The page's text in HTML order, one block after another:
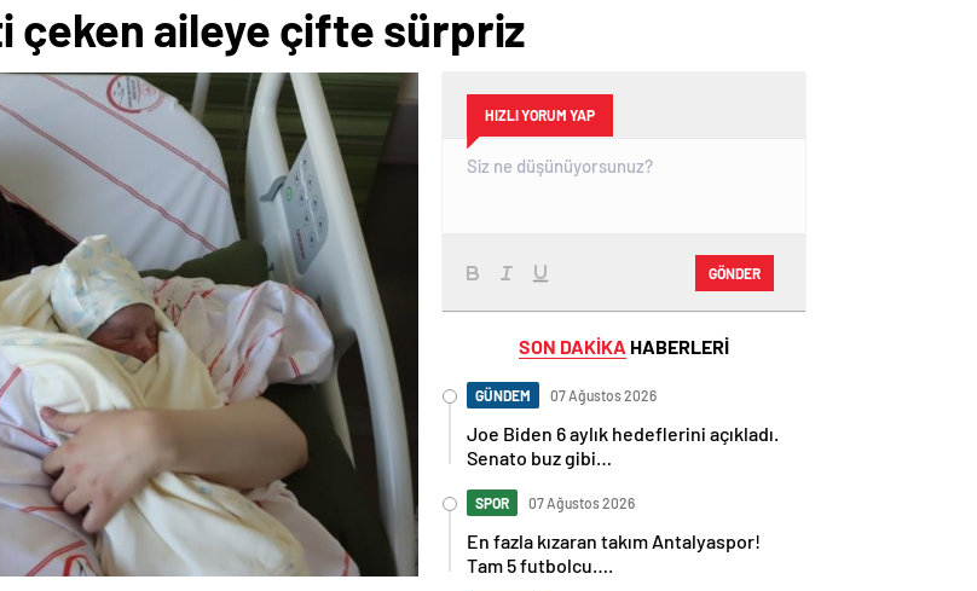
çeken aileye çifte sürpriz
HIZLI YORUM YAP
GÖNDER
SON DAKİKA HABERLERİ
GÜNDEM 07 Ağustos 2026
Joe Biden 6 aylık hedeflerini açıkladı.
Senato buz gibi…
SPOR 07 Ağustos 2026
En fazla kızaran takım Antalyaspor!
Tam 5 futbolcu….